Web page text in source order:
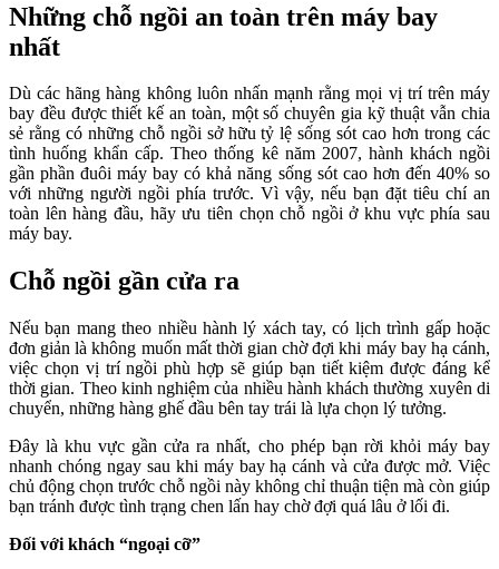
Những chỗ ngồi an toàn trên máy bay
nhất
Dù các hãng hàng không luôn nhấn mạnh rằng mọi vị trí trên máy
bay đều được thiết kế an toàn, một số chuyên gia kỹ thuật vẫn chia
sẻ rằng có những chỗ ngồi sở hữu tỷ lệ sống sót cao hơn trong các
tình huống khẩn cấp. Theo thống kê năm 2007, hành khách ngồi
gần phần đuôi máy bay có khả năng sống sót cao hơn đến 40% so
với những người ngồi phía trước. Vì vậy, nếu bạn đặt tiêu chí an
toàn lên hàng đầu, hãy ưu tiên chọn chỗ ngồi ở khu vực phía sau
máy bay.
Chỗ ngồi gần cửa ra
Nếu bạn mang theo nhiều hành lý xách tay, có lịch trình gấp hoặc
đơn giản là không muốn mất thời gian chờ đợi khi máy bay hạ cánh,
việc chọn vị trí ngồi phù hợp sẽ giúp bạn tiết kiệm được đáng kể
thời gian. Theo kinh nghiệm của nhiều hành khách thường xuyên di
chuyển, những hàng ghế đầu bên tay trái là lựa chọn lý tưởng.
Đây là khu vực gần cửa ra nhất, cho phép bạn rời khỏi máy bay
nhanh chóng ngay sau khi máy bay hạ cánh và cửa được mở. Việc
chủ động chọn trước chỗ ngồi này không chỉ thuận tiện mà còn giúp
bạn tránh được tình trạng chen lấn hay chờ đợi quá lâu ở lối đi.
Đối với khách “ngoại cỡ”